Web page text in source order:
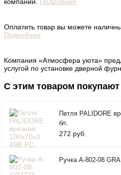
Оплатить товар вы можете
Подробнее
Компания «Атмосфера уюта»
услугой по установке дверной
С этим товаром покупают
Петля PALIDORE
бл.
272 руб.
Ручка A-802-08